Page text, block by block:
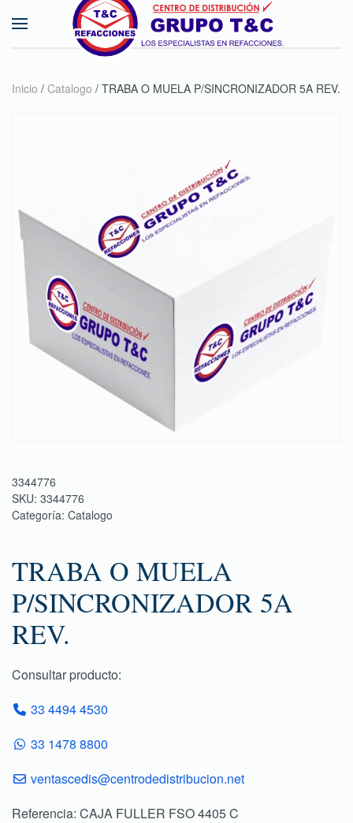
Skip to main content
Inicio / Catalogo / TRABA O MUELA P/SINCRONIZADOR 5A REV.
3344776
SKU: 3344776
Categoría: Catalogo
TRABA O MUELA
P/SINCRONIZADOR 5A
REV.
Consultar producto:
33 4494 4530
33 1478 8800
ventascedis@centrodedistribucion.net
Referencia: CAJA FULLER FSO 4405 C